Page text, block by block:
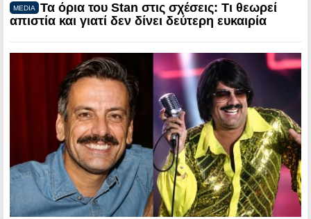
MEDIA
Τα όρια του Stan στις σχέσεις: Τι θεωρεί
απιστία και γιατί δεν δίνει δεύτερη ευκαιρία